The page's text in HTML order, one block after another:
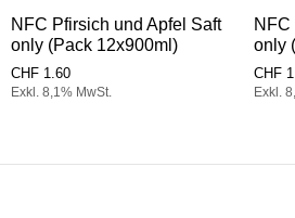
NFC Pfirsich und Apfel Saft
only (Pack 12x900ml)
CHF 1.60
Exkl. 8,1% MwSt.
NFC
only
CHF
Exkl.